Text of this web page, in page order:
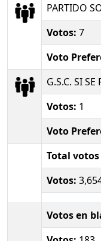
PARTIDO
Votos: 7
Voto
G.S.C. SI SE
Votos: 1
Voto
Total
Votos:
Votos en